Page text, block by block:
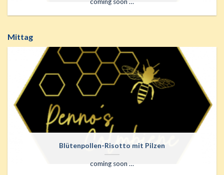
coming soon …
Mittag
Blütenpollen-Risotto mit Pilzen
coming soon …